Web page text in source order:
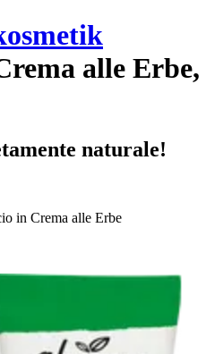
alle Erbe,
naturale!
in Crema alle Erbe